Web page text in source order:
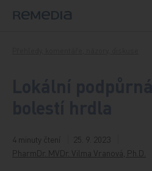
4 minuty čtení
25. 9. 2023
PharmDr. MVDr. Vilma Vranová, Ph.D.